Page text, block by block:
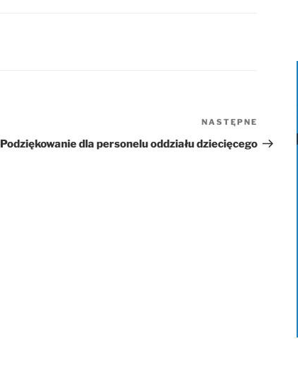
wpis
NASTĘPNE
Podziękowanie dla personelu oddziału dziecięcego